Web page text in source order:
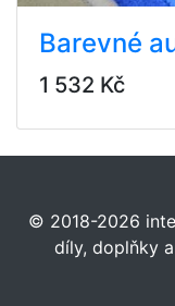
Barevné
1 532 Kč
© 2018-2026
díly, doplňky